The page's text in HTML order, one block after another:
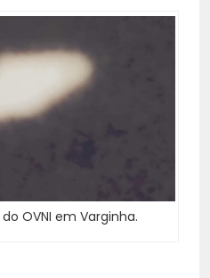
OVNI em Varginha.